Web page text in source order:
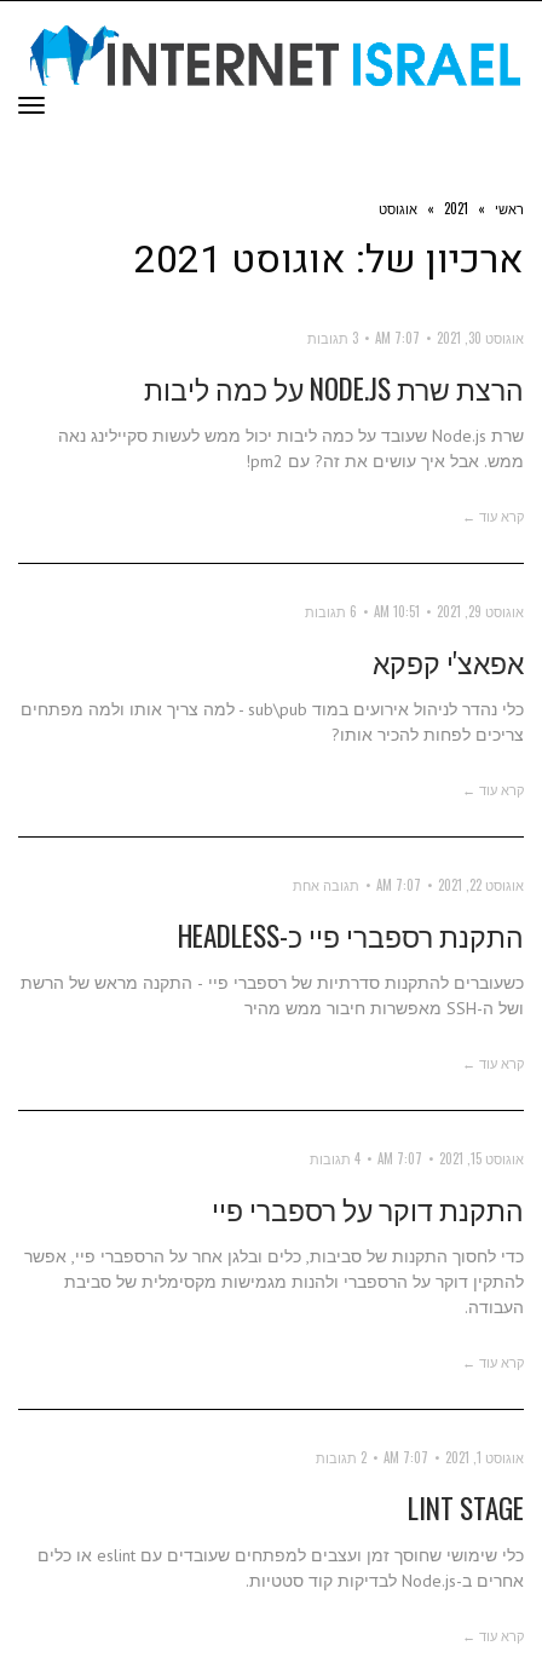
ראשי »
2021
» אוגוסט
ארכיון של: אוגוסט 2021
אוגוסט 30, 2021 7:07 AM 3 תגובות
הרצת שרת NODE.JS על כמה ליבות
שרת Node.js שעובד על כמה ליבות יכול ממש לעשות סקיילינג נאה
ממש. אבל איך עושים את זה? עם pm2!
קרא עוד ←
אוגוסט 29, 2021 10:51 AM 6 תגובות
אפאצ'י קפקא
כלי נהדר לניהול אירועים במוד sub\pub - למה צריך אותו ולמה מפתחים
צריכים לפחות להכיר אותו?
קרא עוד ←
אוגוסט 22, 2021 7:07 AM תגובה אחת
התקנת רספברי פיי כ-HEADLESS
כשעוברים להתקנות סדרתיות של רספברי פיי - התקנה מראש של הרשת
ושל ה-SSH מאפשרות חיבור ממש מהיר
קרא עוד ←
אוגוסט 15, 2021 7:07 AM 4 תגובות
התקנת דוקר על רספברי פיי
כדי לחסוך התקנות של סביבות, כלים ובלגן אחר על הרספברי פיי, אפשר
להתקין דוקר על הרספברי ולהנות מגמישות מקסימלית של סביבת
העבודה.
קרא עוד ←
אוגוסט 1, 2021 7:07 AM 2 תגובות
LINT STAGE
כלי שימושי שחוסך זמן ועצבים למפתחים שעובדים עם eslint או כלים
אחרים ב-Node.js לבדיקות קוד סטטיות.
קרא עוד ←